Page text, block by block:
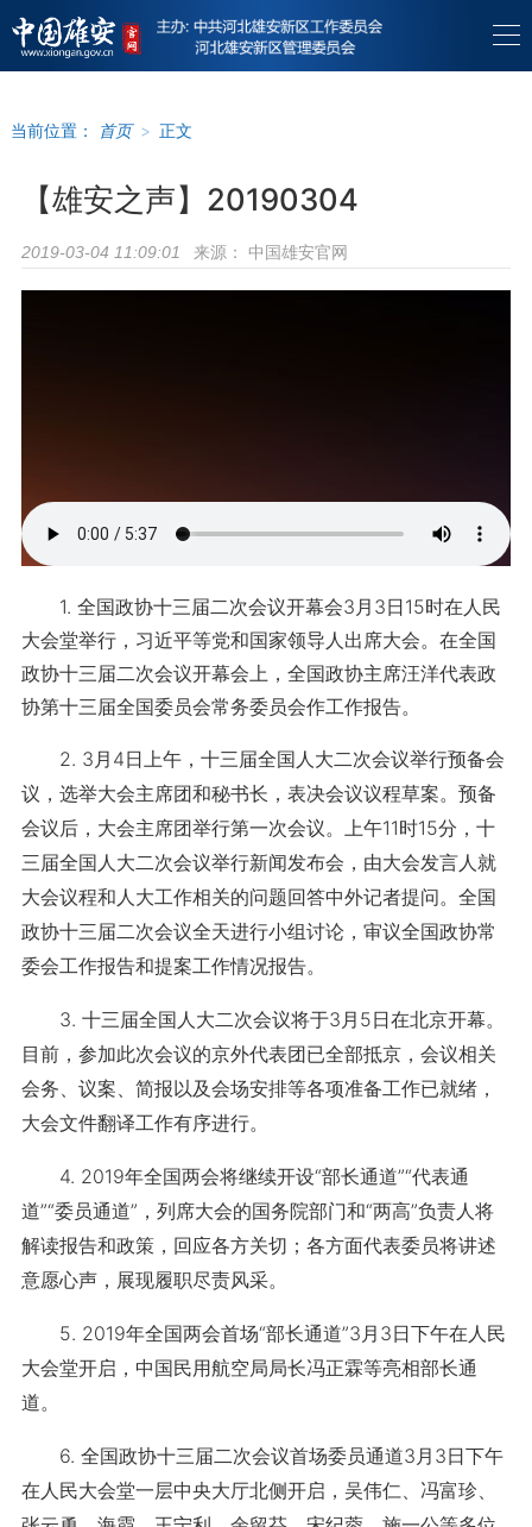
当前位置： 首页 > 正文
【雄安之声】20190304
2019-03-04 11:09:01 来源： 中国雄安官网
1. 全国政协十三届二次会议开幕会3月3日15时在人民
大会堂举行，习近平等党和国家领导人出席大会。在全国
政协十三届二次会议开幕会上，全国政协主席汪洋代表政
协第十三届全国委员会常务委员会作工作报告。 ​​​
2. 3月4日上午，十三届全国人大二次会议举行预备会
议，选举大会主席团和秘书长，表决会议议程草案。预备
会议后，大会主席团举行第一次会议。上午11时15分，十
三届全国人大二次会议举行新闻发布会，由大会发言人就
大会议程和人大工作相关的问题回答中外记者提问。全国
政协十三届二次会议全天进行小组讨论，审议全国政协常
委会工作报告和提案工作情况报告。
3. 十三届全国人大二次会议将于3月5日在北京开幕。
目前，参加此次会议的京外代表团已全部抵京，会议相关
会务、议案、简报以及会场安排等各项准备工作已就绪，
大会文件翻译工作有序进行。
4. 2019年全国两会将继续开设“部长通道”“代表通
道”“委员通道”，列席大会的国务院部门和“两高”负责人将
解读报告和政策，回应各方关切；各方面代表委员将讲述
意愿心声，展现履职尽责风采。
5. 2019年全国两会首场“部长通道”3月3日下午在人民
大会堂开启，中国民用航空局局长冯正霖等亮相部长通
道。
6. 全国政协十三届二次会议首场委员通道3月3日下午
在人民大会堂一层中央大厅北侧开启，吴伟仁、冯富珍、